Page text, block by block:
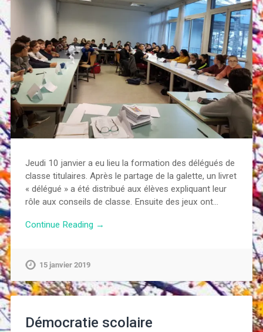
Jeudi 10 janvier a eu lieu la formation des délégués de
classe titulaires. Après le partage de la galette, un livret
« délégué » a été distribué aux élèves expliquant leur
rôle aux conseils de classe. Ensuite des jeux ont…
Continue Reading →
15 janvier 2019
Démocratie scolaire